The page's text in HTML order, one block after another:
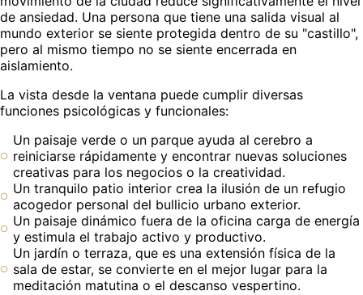
de ansiedad. Una persona que tiene una salida visual al
mundo exterior se siente protegida dentro de su "castillo",
pero al mismo tiempo no se siente encerrada en
aislamiento.
La vista desde la ventana puede cumplir diversas
funciones psicológicas y funcionales:
Un paisaje verde o un parque ayuda al cerebro a
reiniciarse rápidamente y encontrar nuevas soluciones
creativas para los negocios o la creatividad.
Un tranquilo patio interior crea la ilusión de un refugio
acogedor personal del bullicio urbano exterior.
Un paisaje dinámico fuera de la oficina carga de energía
y estimula el trabajo activo y productivo.
Un jardín o terraza, que es una extensión física de la
sala de estar, se convierte en el mejor lugar para la
meditación matutina o el descanso vespertino.